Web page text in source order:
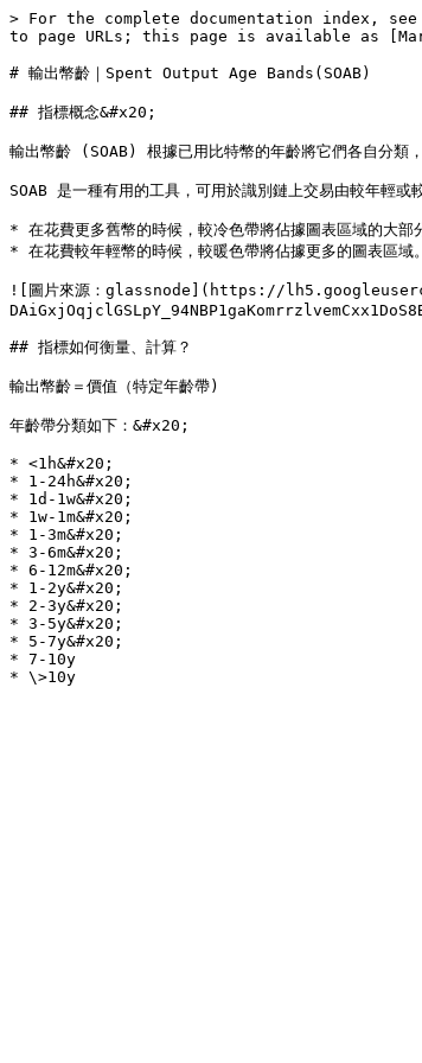
> For the complete documentation index,
to page URLs; this page is available as
# 輸出幣齡｜Spent Output Age Bands(SOAB)
## 指標概念&#x20;
輸出幣齡 (SOAB) 根據已用比特幣的年齡將它們各自分類
SOAB 是一種有用的工具，可用於識別鏈上交易由較年輕
* 在花費更多舊幣的時候，較冷色帶將佔據圖表區域的大部
* 在花費較年輕幣的時候，較暖色帶將佔據更多的圖表區域。
![圖片來源：glassnode](https://
## 指標如何衡量、計算？
輸出幣齡＝價值（特定年齡帶)
年齡帶分類如下：&#x20;
* <1h&#x20;
* 1-24h&#x20;
* 1d-1w&#x20;
* 1w-1m&#x20;
* 1-3m&#x20;
* 3-6m&#x20;
* 6-12m&#x20;
* 1-2y&#x20;
* 2-3y&#x20;
* 3-5y&#x20;
* 5-7y&#x20;
* 7-10y